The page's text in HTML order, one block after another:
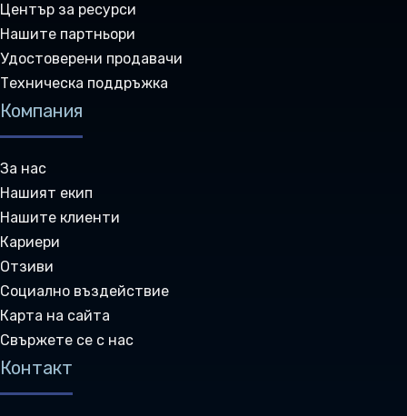
Център за ресурси
Нашите партньори
Удостоверени продавачи
Техническа поддръжка
Компания
За нас
Нашият екип
Нашите клиенти
Кариери
Отзиви
Социално въздействие
Карта на сайта
Свържете се с нас
Контакт